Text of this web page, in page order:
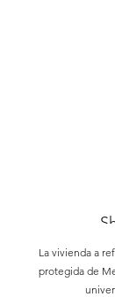
La vivienda a
protegida de